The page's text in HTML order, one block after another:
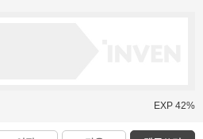
EXP 42%